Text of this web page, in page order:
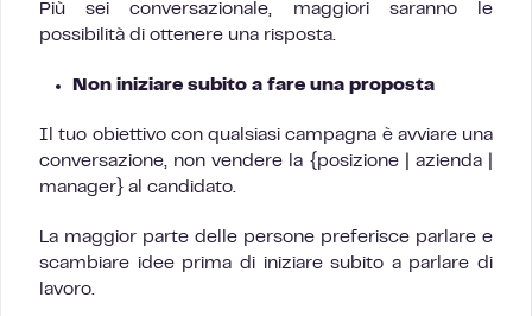
Più sei conversazionale, maggiori saranno le
possibilità di ottenere una risposta.
Non iniziare subito a fare una proposta
Il tuo obiettivo con qualsiasi campagna è avviare una
conversazione, non vendere la {posizione | azienda |
manager} al candidato.
La maggior parte delle persone preferisce parlare e
scambiare idee prima di iniziare subito a parlare di
lavoro.